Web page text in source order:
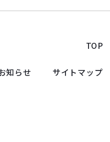
TOP
知らせ サイトマップ